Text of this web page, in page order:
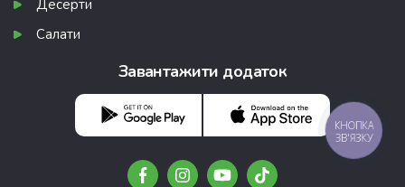
Десерти
Салати
Завантажити додаток
КНОПКА
ЗВ'ЯЗКУ